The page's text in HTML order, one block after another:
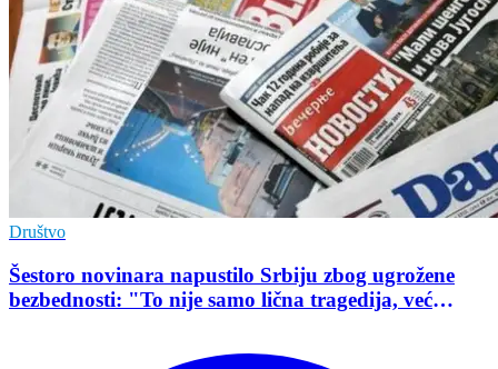
Društvo
Šestoro novinara napustilo Srbiju zbog ugrožene
bezbednosti: "To nije samo lična tragedija, već